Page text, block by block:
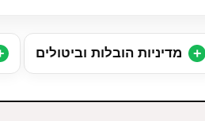
מדיניות הובלות וביטולים